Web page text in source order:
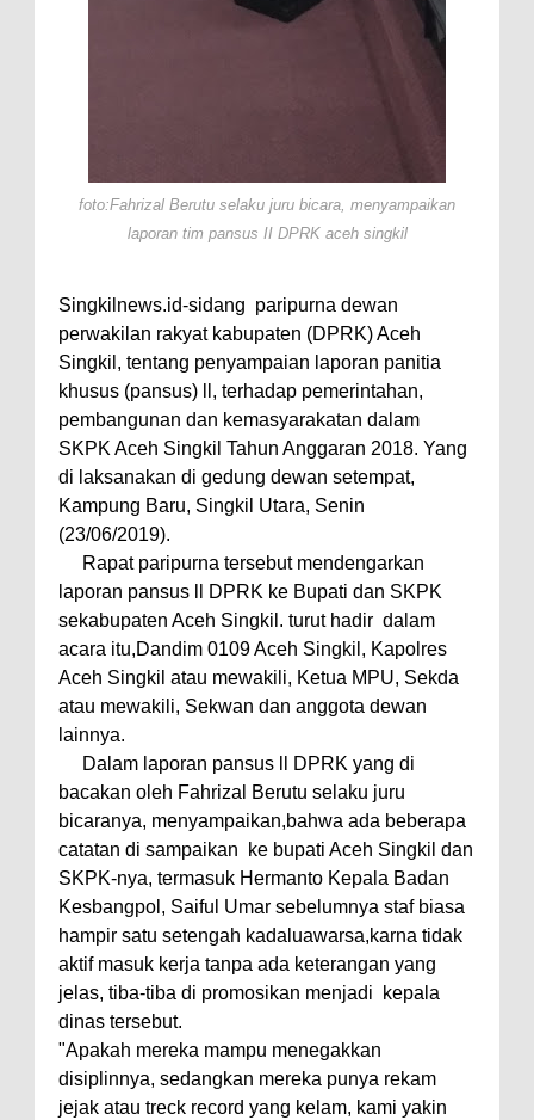
foto:Fahrizal Berutu selaku juru bicara, menyampaikan
laporan tim pansus II DPRK aceh singkil
Singkilnews.id-sidang paripurna dewan
perwakilan rakyat kabupaten (DPRK) Aceh
Singkil, tentang penyampaian laporan panitia
khusus (pansus) ll, terhadap pemerintahan,
pembangunan dan kemasyarakatan dalam
SKPK Aceh Singkil Tahun Anggaran 2018. Yang
di laksanakan di gedung dewan setempat,
Kampung Baru, Singkil Utara, Senin
(23/06/2019).
Rapat paripurna tersebut mendengarkan
laporan pansus ll DPRK ke Bupati dan SKPK
sekabupaten Aceh Singkil. turut hadir dalam
acara itu,Dandim 0109 Aceh Singkil, Kapolres
Aceh Singkil atau mewakili, Ketua MPU, Sekda
atau mewakili, Sekwan dan anggota dewan
lainnya.
Dalam laporan pansus ll DPRK yang di
bacakan oleh Fahrizal Berutu selaku juru
bicaranya, menyampaikan,bahwa ada beberapa
catatan di sampaikan
ke bupati Aceh Singkil dan
SKPK-nya, termasuk Hermanto Kepala Badan
Kesbangpol, Saiful Umar sebelumnya staf biasa
hampir satu setengah kadaluawarsa,karna tidak
aktif masuk kerja tanpa ada keterangan yang
jelas, tiba-tiba di promosikan menjadi
kepala
dinas tersebut.
"Apakah mereka mampu menegakkan
disiplinnya, sedangkan mereka punya rekam
jejak atau treck record yang kelam, kami yakin